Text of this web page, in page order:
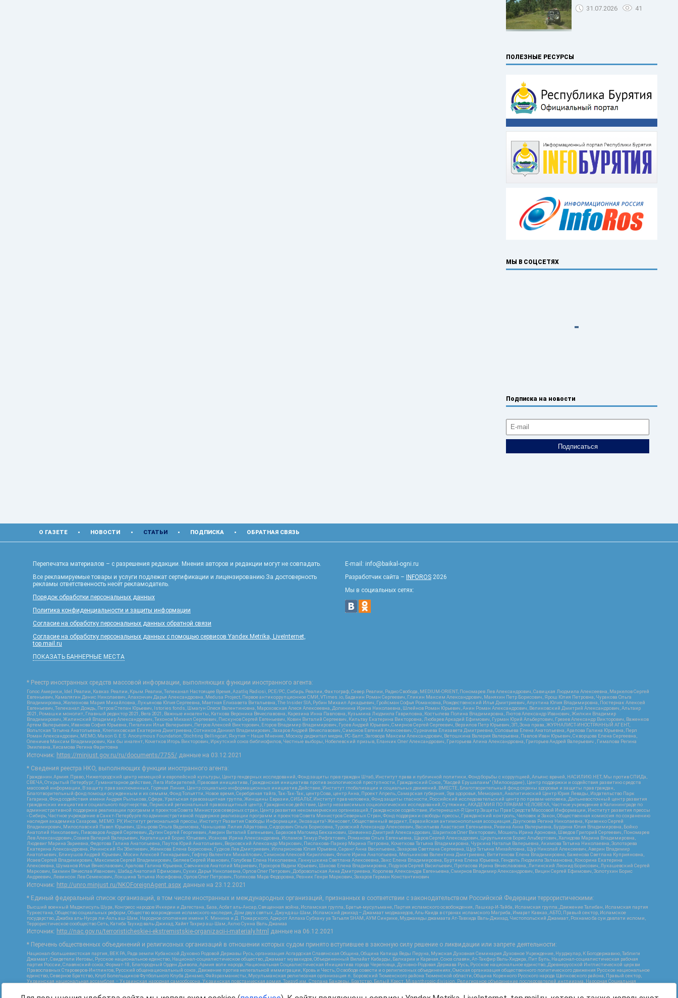
31.07.2026 41
ПОЛЕЗНЫЕ РЕСУРСЫ
МЫ В СОЦСЕТЯХ
Подписка на новости
О ГАЗЕТЕ НОВОСТИ СТАТЬИ ПОДПИСКА ОБРАТНАЯ СВЯЗЬ
Перепечатка материалов – с разрешения редакции. Мнения авторов и редакции могут не совпадать.
Все рекламируемые товары и услуги подлежат сертификации и лицензированию.За достоверность
рекламы ответственность несёт рекламодатель.
Порядок обработки персональных данных
Политика конфиденциальности и защиты информации
Согласие на обработку персональных данных обратной связи
Согласие на обработку персональных данных с помощью сервисов Yandex.Metrika, LiveInternet,
top.mail.ru
ПОКАЗАТЬ БАННЕРНЫЕ МЕСТА
E-mail: info@baikal-ogni.ru
Разработчик сайта –
INFOROS 2026
Мы в социальных сетях:
* Реестр иностранных средств массовой информации, выполняющих функции иностранного агента:
Голос Америки, Idel.Реалии, Кавказ.Реалии, Крым.Реалии, Телеканал Настоящее Время, Azatliq Radiosi, PCE/PC, Сибирь.Реалии, Фактограф, Север.Реалии, Радио Свобода, MEDIUM-ORIENT, Пономарев Лев Александрович, Савицкая Людмила Алексеевна, Маркелов Сергей
Евгеньевич, Камалягин Денис Николаевич, Апахончич Дарья Александровна, Medusa Project, Первое антикоррупционное СМИ, VTimes.io, Баданин Роман Сергеевич, Гликин Максим Александрович, Маняхин Петр Борисович, Ярош Юлия Петровна, Чуракова Ольга
Владимировна, Железнова Мария Михайловна, Лукьянова Юлия Сергеевна, Маетная Елизавета Витальевна, The Insider SIA, Рубин Михаил Аркадьевич, Гройсман Софья Романовна, Рождественский Илья Дмитриевич, Апухтина Юлия Владимировна, Постернак Алексей
Евгеньевич, Телеканал Дождь, Петров Степан Юрьевич, Istories fonds, Шмагун Олеся Валентиновна, Мароховская Алеся Алексеевна, Долинина Ирина Николаевна, Шлейнов Роман Юрьевич, Анин Роман Александрович, Великовский Дмитрий Александрович, Альтаир
2021, Ромашки монолит, Главный редактор 2021, Вега 2021, Важные иноагенты, Каткова Вероника Вячеславовна, Карезина Инна Павловна, Кузьмина Людмила Гавриловна, Костылева Полина Владимировна, Лютов Александр Иванович, Жилкин Владимир
Владимирович, Жилинский Владимир Александрович, Тихонов Михаил Сергеевич, Пискунов Сергей Евгеньевич, Ковин Виталий Сергеевич, Кильтау Екатерина Викторовна, Любарев Аркадий Ефимович, Гурман Юрий Альбертович, Грезев Александр Викторович, Важенков
Артем Валерьевич, Иванова София Юрьевна, Пигалкин Илья Валерьевич, Петров Алексей Викторович, Егоров Владимир Владимирович, Гусев Андрей Юрьевич, Смирнов Сергей Сергеевич, Верзилов Петр Юрьевич, ЗП, Зона права, ЖУРНАЛИСТ-ИНОСТРАННЫЙ АГЕНТ,
Вольтская Татьяна Анатольевна, Клепиковская Екатерина Дмитриевна, Сотников Даниил Владимирович, Захаров Андрей Вячеславович, Симонов Евгений Алексеевич, Сурначева Елизавета Дмитриевна, Соловьева Елена Анатольевна, Арапова Галина Юрьевна, Перл
Роман Александрович, МЕМО, Mason G.E.S. Anonymous Foundation, Stichting Bellingcat, Якутия – Наше Мнение, Москоу диджитал медиа, РС-Балт, Заговора Максим Александрович, Ветошкина Валерия Валерьевна, Павлов Иван Юрьевич, Скворцова Елена Сергеевна,
Оленичев Максим Владимирович, Как бы инагент, Кочетков Игорь Викторович, Иркутский союз библиофилов, Честные выборы, Нобелевский призыв, Еланчик Олег Александрович, Григорьева Алина Александровна, Григорьев Андрей Валерьевич , Гималова Регина
Эмилевна, Хисамова Регина Фаритовна
Источник: https://minjust.gov.ru/ru/documents/7755/ данные на 03.12.2021
* Сведения реестра НКО, выполняющих функции иностранного агента:
Гражданин.Армия.Право, Нижегородский центр немецкой и европейской культуры, Центр гендерных исследований, Фонд защиты прав граждан Штаб, Институт права и публичной политики, Фонд борьбы с коррупцией, Альянс врачей, НАСИЛИЮ.НЕТ, Мы против СПИДа,
СВЕЧА, Открытый Петербург, Гуманитарное действие, Лига Избирателей, Правовая инициатива, Гражданская инициатива против экологической преступности, Гражданский Союз, "Хасдей Ерушалаим" (Милосердие), Центр поддержки и содействия развитию средств
массовой информации, В защиту прав заключенных, Горячая Линия, Центр социально-информационных инициатив Действие, Институт глобализации и социальных движений, ВМЕСТЕ, Благотворительный фонд охраны здоровья и защиты прав граждан,
Благотворительный фонд помощи осужденным и их семьям, Фонд Тольятти, Новое время, Серебряная тайга, Так-Так-Так, центр Сова, центр Анна, Проект Апрель, Самарская губерния, Эра здоровья, Мемориал, Аналитический Центр Юрия Левады, Издательство Парк
Гагарина, Фонд содействия имени Андрея Рылькова, Сфера, Уральская правозащитная группа, Женщины Евразии, СИБАЛЬТ, Институт прав человека, Фонд защиты гласности, Российский исследовательский центр по правам человека, Дальневосточный центр развития
гражданских инициатив и социального партнерства, Пермский региональный правозащитный центр, Гражданское действие, Центр независимых социологических исследований, Сутяжник, АКАДЕМИЯ ПО ПРАВАМ ЧЕЛОВЕКА, Частное учреждение в Калининграде по
административной поддержке реализации программ и проектов Совета Министров северных стран, Центр развития некоммерческих организаций, Гражданское содействие, Интернешнл-Р, Центр Защиты Прав Средств Массовой Информации, Институт развития прессы
- Сибирь, Частное учреждение в Санкт-Петербурге по административной поддержке реализации программ и проектов Совета Министров Северных Стран, Фонд поддержки свободы прессы, Гражданский контроль, Человек и Закон, Общественная комиссия по сохранению
наследия академика Сахарова, МЕМО. РУ, Институт региональной прессы, Институт Развития Свободы Информации, Экозащита!-Женсовет, Общественный вердикт, Евразийская антимонопольная ассоциация, Дзугкоева Регина Николаевна, Кривенко Сергей
Владимирович, Милославский Павел Юрьевич, Шнырова Ольга Вадимовна, Чанышева Лилия Айратовна, Сидорович Ольга Борисовна, Туровский Александр Алексеевич, Васильева Анастасия Евгеньевна, Ривина Анна Валерьевна, Бурдина Юлия Владимировна, Бойко
Анатолий Николаевич, Пивоваров Андрей Сергеевич, Дугин Сергей Георгиевич, Аверин Виталий Евгеньевич, Барахоев Магомед Бекханович, Шевченко Дмитрий Александрович, Шарипков Олег Викторович, Мошель Ирина Ароновна, Шведов Григорий Сергеевич, Пономарев
Лев Александрович, Созаев Валерий Валерьевич, Каргалицкий Борис Юльевич, Исакова Ирина Александровна, Исламов Тимур Рифгатович, Романова Ольга Евгеньевна, Щаров Сергей Алексадрович, Цирульников Борис Альбертович, Халидова Марина Владимировна,
Людевиг Марина Зариевна, Федотова Галина Анатольевна, Паутов Юрий Анатольевич, Верховский Александр Маркович, Пислакова-Паркер Марина Петровна, Кочеткова Татьяна Владимировна, Чуркина Наталья Валерьевна, Акимова Татьяна Николаевна, Золотарева
Екатерина Александровна, Рачинский Ян Збигневич, Жемкова Елена Борисовна, Гудков Лев Дмитриевич, Илларионова Юлия Юрьевна, Саранг Анна Васильевна, Захарова Светлана Сергеевна, Щур Татьяна Михайловна, Щур Николай Алексеевич, Аверин Владимир
Анатольевич, Блинушов Андрей Юрьевич, Мосин Алексей Геннадьевич, Гефтер Валентин Михайлович, Симонов Алексей Кириллович, Флиге Ирина Анатольевна, Мельникова Валентина Дмитриевна, Вититинова Елена Владимировна, Баженова Светлана Куприяновна,
Исаев Сергей Владимирович, Максимов Сергей Владимирович, Беляев Сергей Иванович, Голубева Елена Николаевна, Ганнушкина Светлана Алексеевна, Закс Елена Владимировна, Буртина Елена Юрьевна, Гендель Людмила Залмановна, Кокорина Екатерина
Алексеевна, Шуманов Илья Вячеславович, Арапова Галина Юрьевна, Свечников Анатолий Мариевич, Прохоров Вадим Юрьевич, Шахова Елена Владимировна, Подузов Сергей Васильевич, Протасова Ирина Вячеславовна, Литинский Леонид Борисович, Лукашевский Сергей
Маркович, Бахмин Вячеслав Иванович, Шабад Анатолий Ефимович, Сухих Дарья Николаевна, Орлов Олег Петрович, Добровольская Анна Дмитриевна, Королева Александра Евгеньевна, Смирнов Владимир Александрович, Вицин Сергей Ефимович, Золотухин Борис
Андреевич, Левинсон Лев Семенович, Локшина Татьяна Иосифовна, Орлов Олег Петрович, Полякова Мара Федоровна, Резник Генри Маркович, Захаров Герман Константинович
Источник: http://unro.minjust.ru/NKOForeignAgent.aspx данные на 23.12.2021
* Единый федеральный список организаций, в том числе иностранных и международных организаций, признанных в соответствии с законодательством Российской Федерации террористическими:
Высший военный Маджлисуль Шура, Конгресс народов Ичкерии и Дагестана, База, Асбат аль-Ансар, Священная война, Исламская группа, Братья-мусульмане, Партия исламского освобождения, Лашкар-И-Тайба, Исламская группа, Движение Талибан, Исламская партия
Туркестана, Общество социальных реформ, Общество возрождения исламского наследия, Дом двух святых, Джунд аш-Шам, Исламский джихад – Джамаат моджахедов, Аль-Каида в странах исламского Магриба, Имарат Кавказ, АБТО, Правый сектор, Исламское
государство, Джабха аль-Нусра ли-Ахль аш-Шам, Народное ополчение имени К. Минина и Д. Пожарского, Аджр от Аллаха Субхану уа Тагьаля SHAM, АУМ Синрике, Муджахеды джамаата Ат-Тавхида Валь-Джихад, Чистопольский Джамаат, Рохнамо ба суи давлати исломи,
Террористическое сообщество Сеть, Катиба Таухид валь-Джихад, Хайят Тахрир аш-Шам, Ахлю Сунна Валь Джамаа
Источник: http://nac.gov.ru/terroristicheskie-i-ekstremistskie-organizacii-i-materialy.html данные на 06.12.2021
* Перечень общественных объединений и религиозных организаций в отношении которых судом принято вступившее в законную силу решение о ликвидации или запрете деятельности:
Национал-большевистская партия, ВЕК РА, Рада земли Кубанской Духовно Родовой Державы Русь, организация Асгардская Славянская Община, Община Капища Веды Перуна, Мужская Духовная Семинария Духовное Учреждение, Нурджулар, К Богодержавию, Таблиги
Джамаат, Свидетели Иеговы, Русское национальное единство, Национал-социалистическое общество, Джамаат мувахидов, Объединенный Вилайат Кабарды, Балкарии и Карачая, Союз славян, Ат-Такфир Валь-Хиджра, Пит Буль, Национал-социалистическая рабочая
партия России, Славянский союз, Формат-18, Благородный Орден Дьявола, Армия воли народа, Национальная Социалистическая Инициатива города Череповца, Духовно-Родовая Держава Русь, Русское национальное единство, Древнерусской Инглистической церкви
Православных Староверов-Инглингов, Русский общенациональный союз, Движение против нелегальной иммиграции, Кровь и Честь, О свободе совести и о религиозных объединениях, Омская организация общественного политического движения Русское национальное
единство, Северное Братство, Клуб Болельщиков Футбольного Клуба Динамо, Файзрахманисты, Мусульманская религиозная организация п. Боровский Тюменского района Тюменской области, Община Коренного Русского народа Щелковского района, Правый сектор,
Украинская национальная ассамблея – Украинская народная самооборона, Украинская повстанческая армия, Тризуб им. Степана Бандеры, Братство, Белый Крест, Misanthropic division, Религиозное объединение последователей инглиизма, Народная Социальная